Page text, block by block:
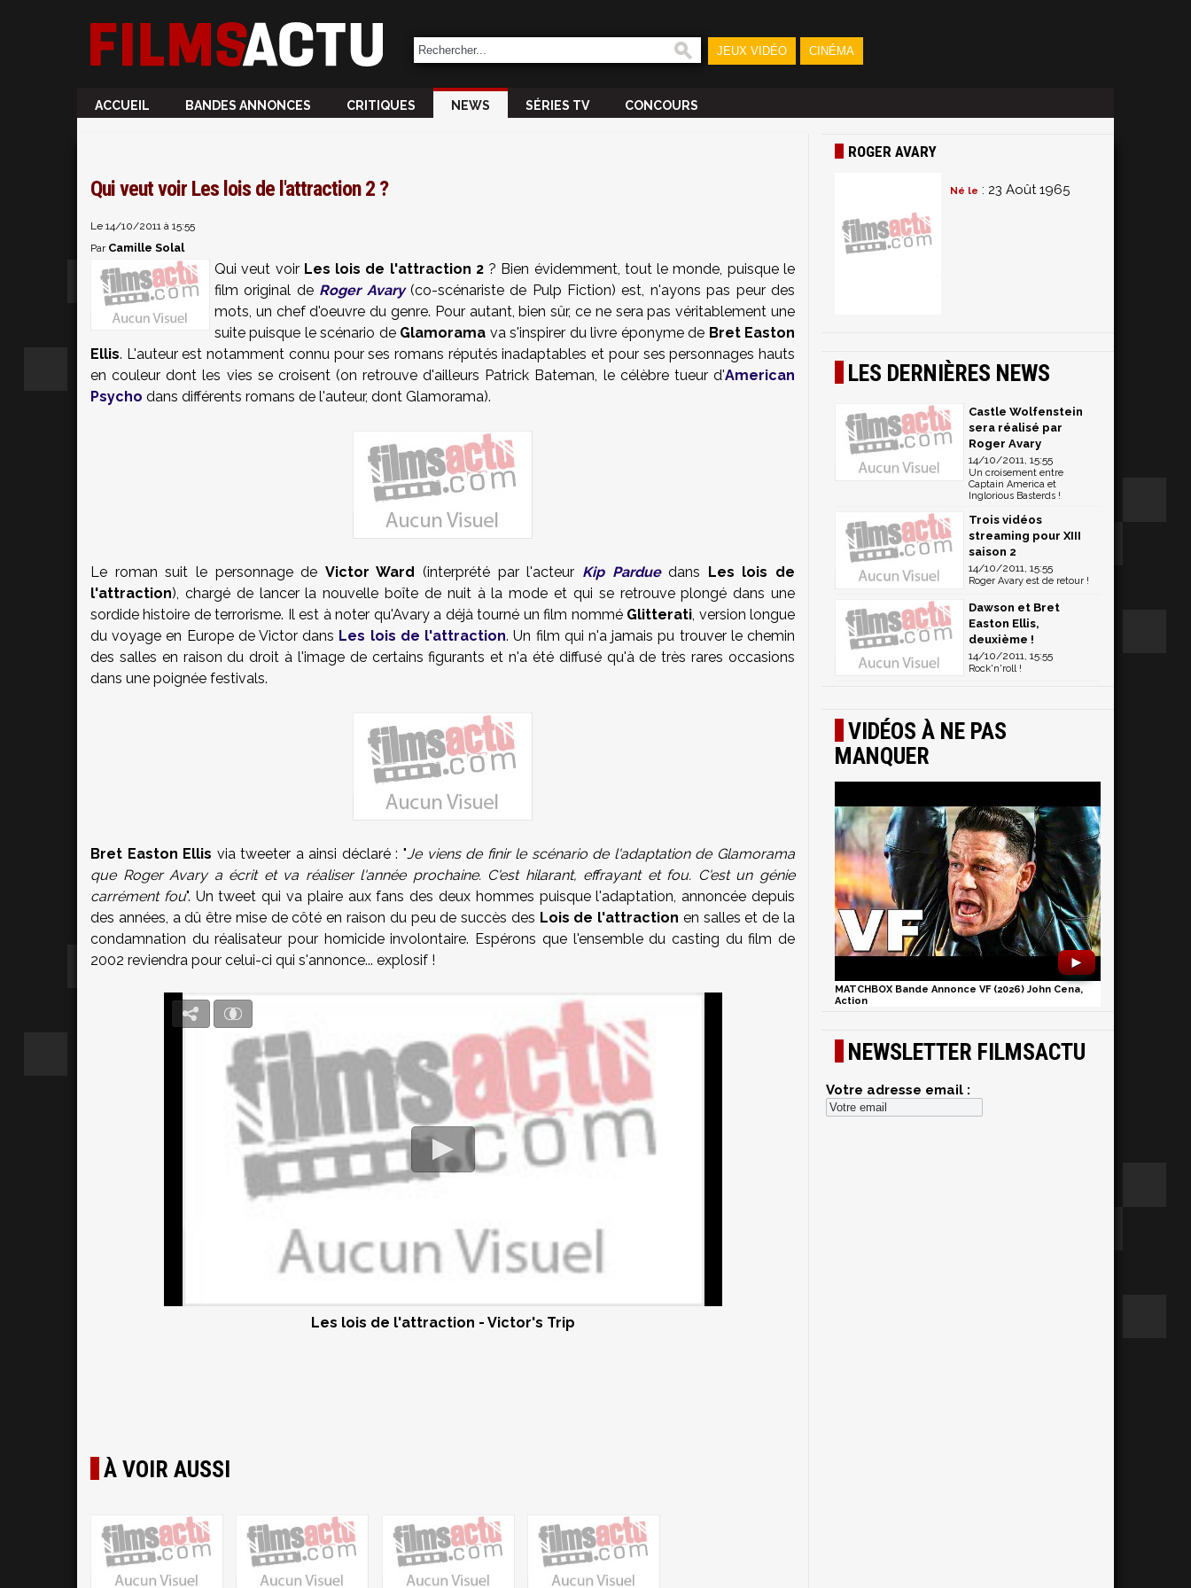
JEUX VIDÉO CINÉMA
ACCUEIL BANDES ANNONCES CRITIQUES NEWS SÉRIES TV CONCOURS
Qui veut voir Les lois de l'attraction 2 ?
Le 14/10/2011 à 15:55
Par Camille Solal
Qui veut voir Les lois de l'attraction 2? Bien évidemment, tout le monde, puisque le
film original de Roger Avary(co-scénariste de Pulp Fiction) est, n'ayons pas peur des
mots, un chef d'oeuvre du genre. Pour autant, bien sûr, ce ne sera pas véritablement une
suite puisque le scénario de Glamorama va s'inspirer du livre éponyme de Bret Easton
Ellis. L'auteur est notamment connu pour ses romans réputés inadaptables et pour ses personnages hauts
en couleur dont les vies se croisent (on retrouve d'ailleurs Patrick Bateman, le célèbre tueur d'American
Psycho dans différents romans de l'auteur, dont Glamorama).
Le roman suit le personnage de Victor Ward (interprété par l'acteur Kip Parduedans Les lois de
l'attraction), chargé de lancer la nouvelle boîte de nuit à la mode et qui se retrouve plongé dans une
sordide histoire de terrorisme. Il est à noter qu'Avary a déjà tourné un film nommé Glitterati, version longue
du voyage en Europe de Victor dans Les lois de l'attraction. Un film qui n'a jamais pu trouver le chemin
des salles en raison du droit à l'image de certains figurants et n'a été diffusé qu'à de très rares occasions
dans une poignée festivals.
Bret Easton Ellis via tweeter a ainsi déclaré : "Je viens de finir le scénario de l'adaptation de Glamorama
que Roger Avary a écrit et va réaliser l'année prochaine. C'est hilarant, effrayant et fou. C'est un génie
carrément fou". Un tweet qui va plaire aux fans des deux hommes puisque l'adaptation, annoncée depuis
des années, a dû être mise de côté en raison du peu de succès des Lois de l'attraction en salles et de la
condamnation du réalisateur pour homicide involontaire. Espérons que l'ensemble du casting du film de
2002 reviendra pour celui-ci qui s'annonce... explosif !
Les lois de l'attraction - Victor's Trip
À VOIR AUSSI
ROGER AVARY
Né le : 23 Août 1965
LES DERNIÈRES NEWS
Castle Wolfenstein
sera réalisé par
Roger Avary
14/10/2011, 15:55
Un croisement entre
Captain America et
Inglorious Basterds !
Trois vidéos
streaming pour XIII
saison 2
14/10/2011, 15:55
Roger Avary est de retour !
Dawson et Bret
Easton Ellis,
deuxième !
14/10/2011, 15:55
Rock'n'roll !
VIDÉOS À NE PAS
MANQUER
►
MATCHBOX Bande Annonce VF (2026) John Cena,
Action
NEWSLETTER FILMSACTU
Votre adresse email :